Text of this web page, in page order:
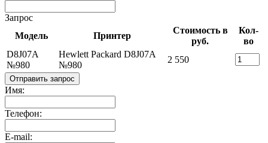
Запрос
Модель
Принтер
Стоимость в
руб.
Кол-
во
D8J07A
№980
Hewlett Packard D8J07A
№980
2 550
Отправить запрос
Имя:
Телефон:
E-mail: